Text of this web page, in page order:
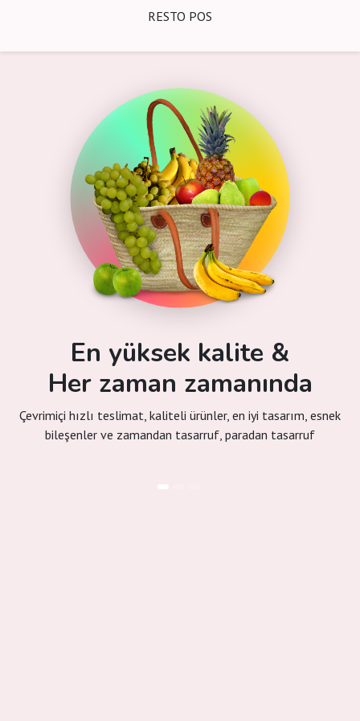
RESTO POS
En yüksek kalite &
Her zaman zamanında
Çevrimiçi hızlı teslimat, kaliteli ürünler, en iyi tasarım, esnek
bileşenler ve zamandan tasarruf, paradan tasarruf